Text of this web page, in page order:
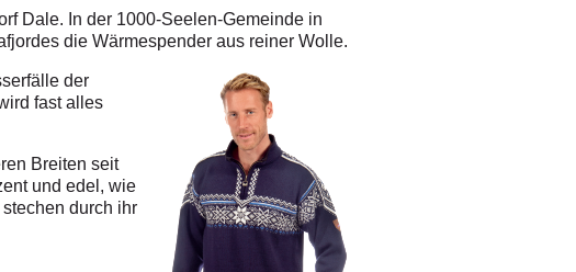
Dale. In der 1000-Seelen-Gemeinde in
die Wärmespender aus reiner Wolle.
der
fast alles
Breiten seit
und edel, wie
durch ihr